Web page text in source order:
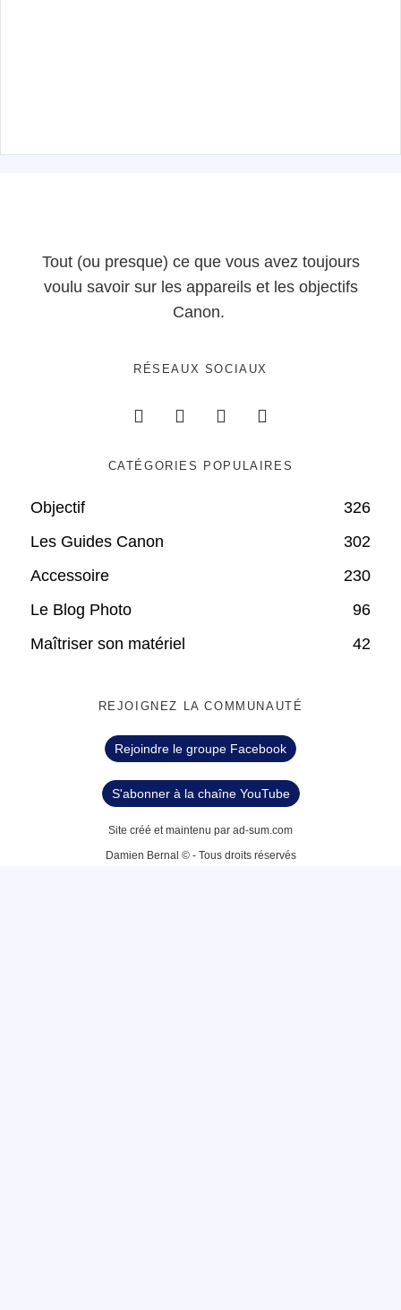
Tout (ou presque) ce que vous avez toujours
voulu savoir sur les appareils et les objectifs
Canon.
RÉSEAUX SOCIAUX
CATÉGORIES POPULAIRES
Objectif
326
Les Guides Canon
302
Accessoire
230
Le Blog Photo
96
Maîtriser son matériel
42
REJOIGNEZ LA COMMUNAUTÉ
Rejoindre le groupe Facebook
S'abonner à la chaîne YouTube
Site créé et maintenu par ad-sum.com
Damien Bernal © - Tous droits réservés